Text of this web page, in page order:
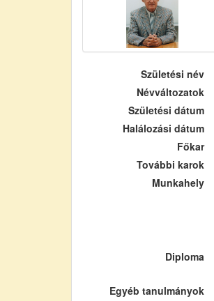
Születési név
Névváltozatok
Születési dátum
Halálozási dátum
Főkar
További karok
Munkahely
Diploma
Egyéb tanulmányok